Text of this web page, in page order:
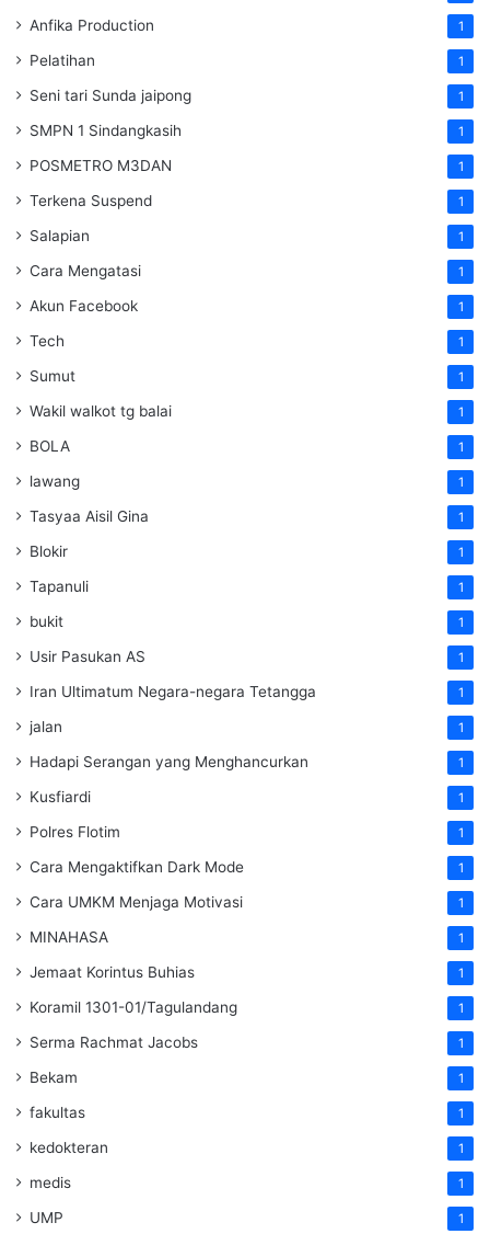
Anfika Production 1
Pelatihan 1
Seni tari Sunda jaipong 1
SMPN 1 Sindangkasih 1
POSMETRO M3DAN 1
Terkena Suspend 1
Salapian 1
Cara Mengatasi 1
Akun Facebook 1
Tech 1
Sumut 1
Wakil walkot tg balai 1
BOLA 1
lawang 1
Tasyaa Aisil Gina 1
Blokir 1
Tapanuli 1
bukit 1
Usir Pasukan AS 1
Iran Ultimatum Negara-negara Tetangga 1
jalan 1
Hadapi Serangan yang Menghancurkan 1
Kusfiardi 1
Polres Flotim 1
Cara Mengaktifkan Dark Mode 1
Cara UMKM Menjaga Motivasi 1
MINAHASA 1
Jemaat Korintus Buhias 1
Koramil 1301-01/Tagulandang 1
Serma Rachmat Jacobs 1
Bekam 1
fakultas 1
kedokteran 1
medis 1
UMP 1